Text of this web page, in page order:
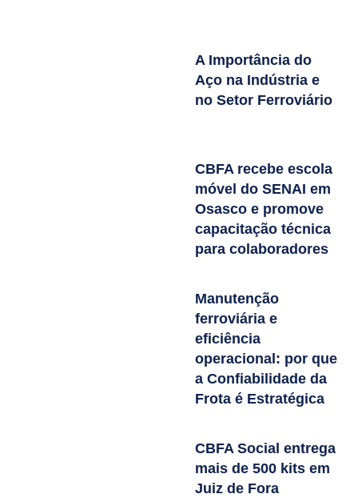
A Importância do
Aço na Indústria e
no Setor Ferroviário
CBFA recebe escola
móvel do SENAI em
Osasco e promove
capacitação técnica
para colaboradores
Manutenção
ferroviária e
eficiência
operacional: por que
a Confiabilidade da
Frota é Estratégica
CBFA Social entrega
mais de 500 kits em
Juiz de Fora